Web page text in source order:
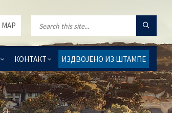
КОНТАКТ ИЗДВОЈЕНО ИЗ ШТАМПЕ
MAP